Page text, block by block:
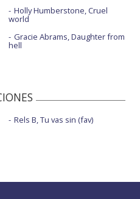
Holly Humberstone, Cruel
world
Gracie Abrams, Daughter from
hell
Rels B, Tu vas sin (fav)